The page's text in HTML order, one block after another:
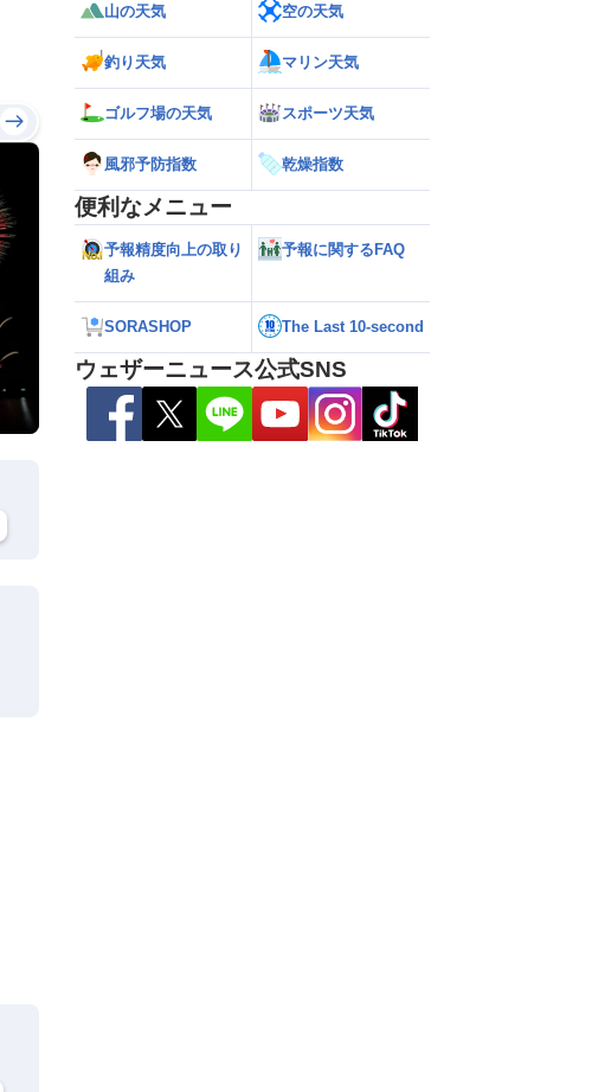
録的短時間大雨
山の天気 空の天気
釣り天気 マリン天気
ゴルフ場の天気 スポーツ天気
風邪予防指数 乾燥指数
便利なメニュー
予報精度向上の取り
組み
予報に関するFAQ
SORASHOP The Last 10-second
ウェザーニュース公式SNS